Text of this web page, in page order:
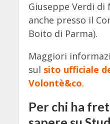
Giuseppe Verdi di
anche presso il
Boito di Parma).
Maggiori
sul sito ufficiale
Volontè&co.
Per chi ha